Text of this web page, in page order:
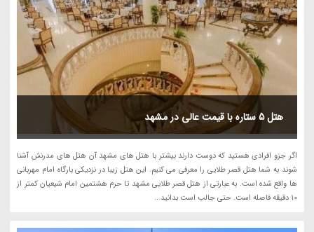
هتل 5 ستاره با قیمت عالی در مشهد
اگر جزو افرادی هستید که دوست دارند بیشتر با هتل های مشهد آن هتل های مدرنش آشنا
شوند به شما هتل قصر طلایی را معرفی می کنیم. این هتل زیبا در نزدیکی بارگاه امام مهربانی
ها واقع شده است. به عبارتی از هتل قصر طلایی مشهد تا حرم هشتمین امام شیعیان کمتر از
10 دقیقه فاصله است. حتی جالب است بدانید...